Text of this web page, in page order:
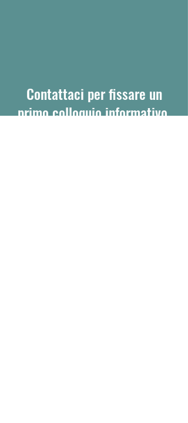
Contattaci per fissare un
primo colloquio informativo